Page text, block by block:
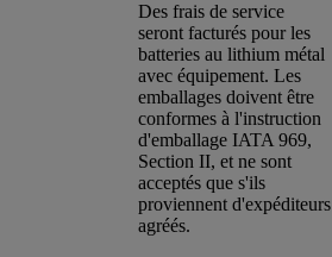
Des frais de service
seront facturés pour les
batteries au lithium métal
avec équipement. Les
emballages doivent être
conformes à l'instruction
d'emballage IATA 969,
Section II, et ne sont
acceptés que s'ils
proviennent d'expéditeurs
agréés.